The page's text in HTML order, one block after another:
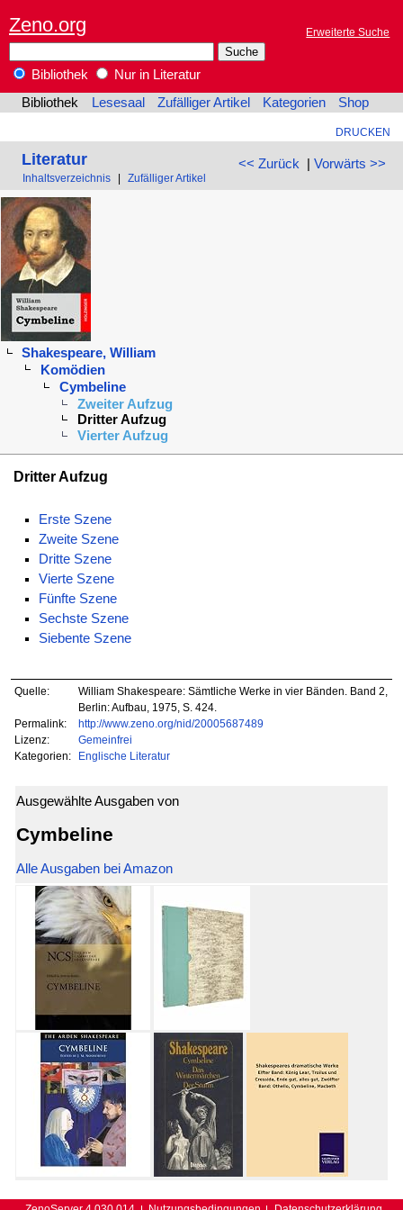
Zeno.org Erweiterte Suche
Bibliothek
Nur in Literatur
Bibliothek
Lesesaal Zufälliger Artikel Kategorien Shop
DRUCKEN
<< Zurück | Vorwärts >>
Literatur
Inhaltsverzeichnis Zufälliger Artikel
Shakespeare, William
Komödien
Cymbeline
Zweiter Aufzug
Dritter Aufzug
Vierter Aufzug
Dritter Aufzug
Erste Szene
Zweite Szene
Dritte Szene
Vierte Szene
Fünfte Szene
Sechste Szene
Siebente Szene
Quelle:
William Shakespeare: Sämtliche Werke in vier Bänden. Band 2,
Berlin: Aufbau, 1975, S. 424.
Permalink:
http://www.zeno.org/nid/20005687489
Lizenz:
Gemeinfrei
Kategorien:
Englische Literatur
Ausgewählte Ausgaben von
Cymbeline
Alle Ausgaben bei Amazon